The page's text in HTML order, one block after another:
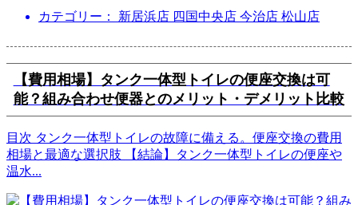
カテゴリー： 新居浜店 四国中央店 今治店 松山店
【費用相場】タンク一体型トイレの便座交換は可
能？組み合わせ便器とのメリット・デメリット比較
目次 タンク一体型トイレの故障に備える。便座交換の費用
相場と最適な選択肢 【結論】タンク一体型トイレの便座や
温水...